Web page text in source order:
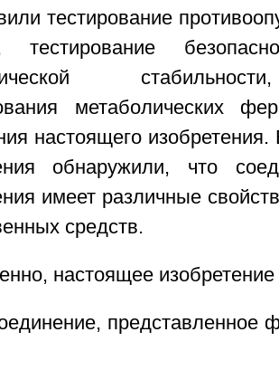
тестирование
тестирование
метаболических
настоящего изобретения.
обнаружили, что
имеет различные
средств.
настоящее изобретение
представленное